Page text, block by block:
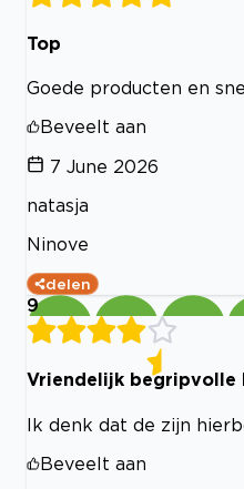
Top
Goede producten en
Beveelt aan
7 June 2026
natasja
Ninove
delen
9
Vriendelijk begripvolle
Ik denk dat de zijn
Beveelt aan